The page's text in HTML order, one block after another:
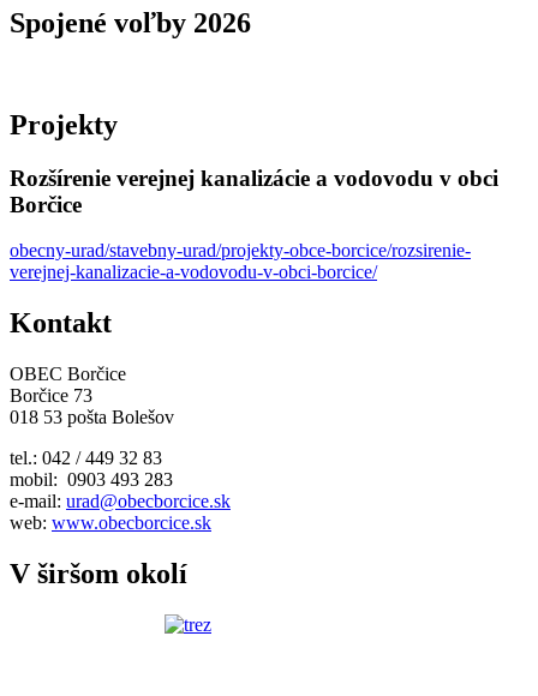
Spojené voľby 2026
Projekty
Rozšírenie verejnej kanalizácie a vodovodu v obci
Borčice
obecny-urad/stavebny-urad/projekty-obce-borcice/rozsirenie-
verejnej-kanalizacie-a-vodovodu-v-obci-borcice/
Kontakt
OBEC Borčice
Borčice 73
018 53 pošta Bolešov
tel.: 042 / 449 32 83
mobil: 0903 493 283
e-mail: urad@obecborcice.sk
web: www.obecborcice.sk
V širšom okolí